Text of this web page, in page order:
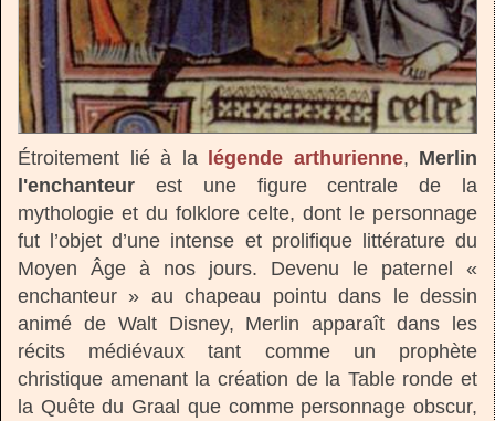
Étroitement lié à la légende arthurienne, Merlin
l'enchanteur est une figure centrale de la
mythologie et du folklore celte, dont le personnage
fut l’objet d’une intense et prolifique littérature du
Moyen Âge à nos jours. Devenu le paternel «
enchanteur » au chapeau pointu dans le dessin
animé de Walt Disney, Merlin apparaît dans les
récits médiévaux tant comme un prophète
christique amenant la création de la Table ronde et
la Quête du Graal que comme personnage obscur,